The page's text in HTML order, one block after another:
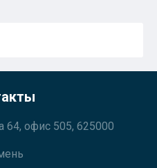
64, офис 505, 625000